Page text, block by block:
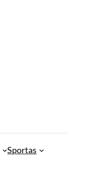
Sportas